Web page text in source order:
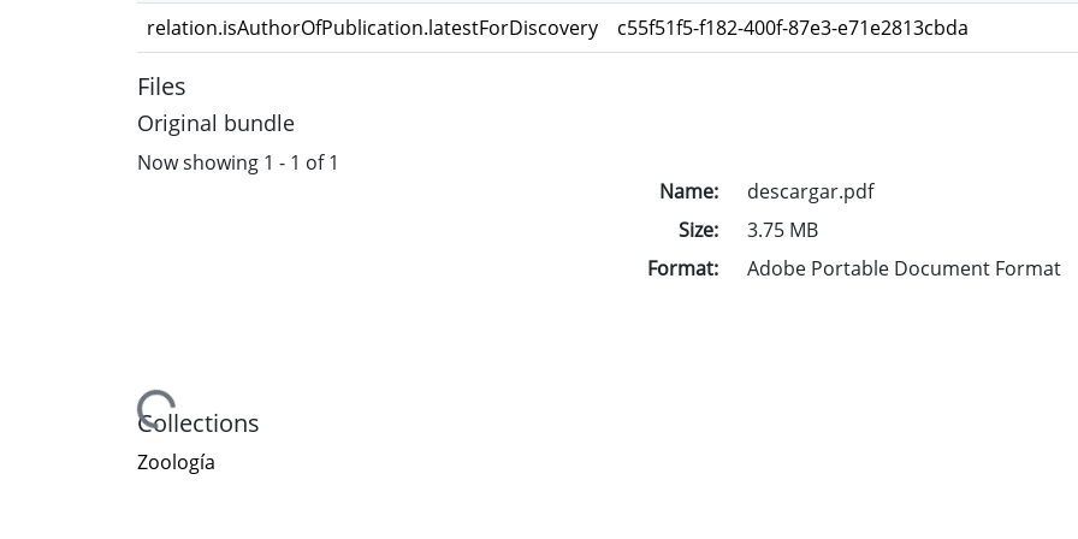
relation.isAuthorOfPublication.latestForDiscovery
c55f51f5-f182-400f-87e3-e71e2813cbda
Files
Original bundle
Now showing 1 - 1 of 1
Loading...
Name:
descargar.pdf
Size:
3.75 MB
Format:
Adobe Portable Document Format
Collections
Zoología